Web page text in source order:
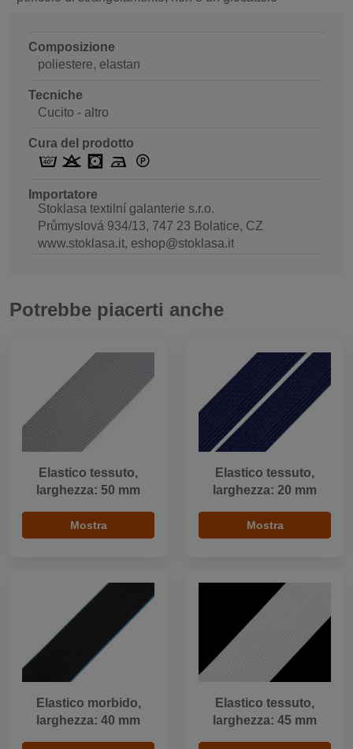
Composizione
poliestere, elastan
Tecniche
Cucito - altro
Cura del prodotto
Importatore
Stoklasa textilní galanterie s.r.o.
Průmyslová 934/13, 747 23 Bolatice, CZ
www.stoklasa.it, eshop@stoklasa.it
Potrebbe piacerti anche
Elastico tessuto,
larghezza: 50 mm
Mostra
Elastico tessuto,
larghezza: 20 mm
Mostra
Elastico morbido,
larghezza: 40 mm
Elastico tessuto,
larghezza: 45 mm